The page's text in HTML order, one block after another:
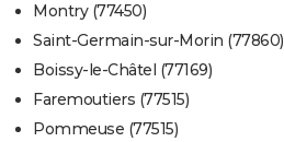
Montry (77450)
Saint-Germain-sur-Morin (77860)
Boissy-le-Châtel (77169)
Faremoutiers (77515)
Pommeuse (77515)